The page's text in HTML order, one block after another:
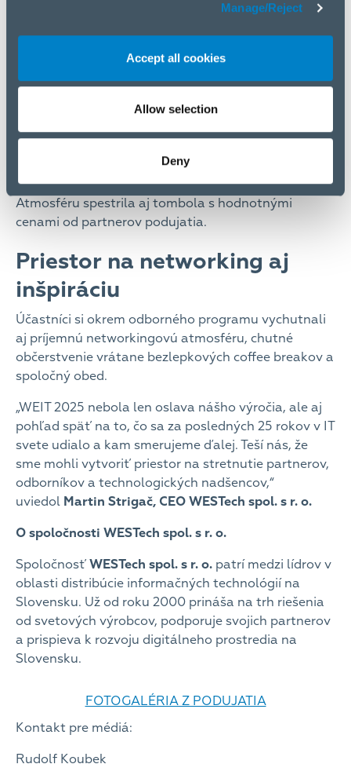
Manage/Reject
Accept all cookies
Allow selection
Deny
ASUS, Canon, FitStream,
Logitech, Mikrotik, Roborock, TCL, Xiaomi či Zyxel.
Atmosféru spestrila aj tombola s hodnotnými
cenami od partnerov podujatia.
Priestor na networking aj
inšpiráciu
Účastníci si okrem odborného programu vychutnali
aj príjemnú networkingovú atmosféru, chutné
občerstvenie vrátane bezlepkových coffee breakov a
spoločný obed.
„WEIT 2025 nebola len oslava nášho výročia, ale aj
pohľad späť na to, čo sa za posledných 25 rokov v IT
svete udialo a kam smerujeme ďalej. Teší nás, že
sme mohli vytvoriť priestor na stretnutie partnerov,
odborníkov a technologických nadšencov,“
uviedol Martin Strigač, CEO WESTech spol. s r. o.
O spoločnosti WESTech spol. s r. o.
Spoločnosť WESTech spol. s r. o. patrí medzi lídrov v
oblasti distribúcie informačných technológií na
Slovensku. Už od roku 2000 prináša na trh riešenia
od svetových výrobcov, podporuje svojich partnerov
a prispieva k rozvoju digitálneho prostredia na
Slovensku.
FOTOGALÉRIA Z PODUJATIA
Kontakt pre médiá:
Rudolf Koubek